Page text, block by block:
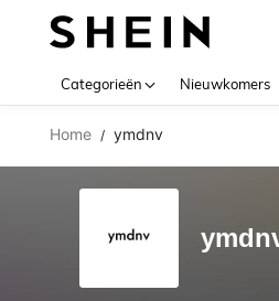
Categorieën Nieuwkomers
Home / ymdnv